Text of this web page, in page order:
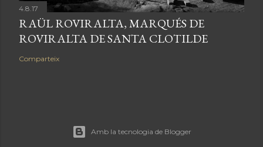
4.8.17
RAÜL ROVIRALTA, MARQUÉS DE
ROVIRALTA DE SANTA CLOTILDE
Comparteix
Amb la tecnologia de Blogger